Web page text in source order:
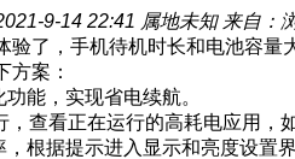
9-14 22:41 属地未知 来自：
验了，手机待机时长和电池容
方案：
能，实现省电续航。
查看正在运行的高耗电应用，
根据提示进入显示和亮度设置